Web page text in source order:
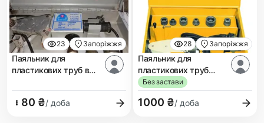
23 Запоріжжя
Паяльник для
пластикових труб в
80 ₴/ доба
28 Запоріжжя
Паяльник для
пластикових труб
Rems MGS 125 EE
Без застави
1000 ₴/ доба